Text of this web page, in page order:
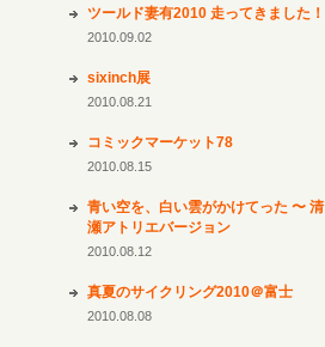
ツールド妻有2010 走ってきました！
2010.09.02
sixinch展
2010.08.21
コミックマーケット78
2010.08.15
青い空を、白い雲がかけてった 〜 清
瀬アトリエバージョン
2010.08.12
真夏のサイクリング2010＠富士
2010.08.08